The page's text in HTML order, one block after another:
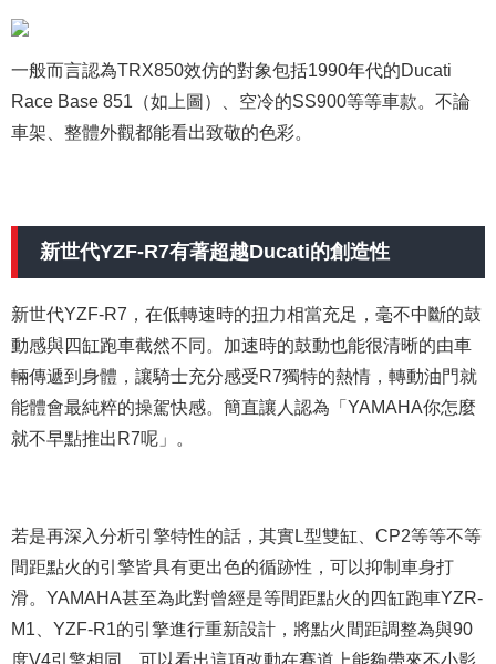
一般而言認為TRX850效仿的對象包括1990年代的Ducati
Race Base 851（如上圖）、空冷的SS900等等車款。不論
車架、整體外觀都能看出致敬的色彩。
新世代YZF-R7有著超越Ducati的創造性
新世代YZF-R7，在低轉速時的扭力相當充足，毫不中斷的鼓
動感與四缸跑車截然不同。加速時的鼓動也能很清晰的由車
輛傳遞到身體，讓騎士充分感受R7獨特的熱情，轉動油門就
能體會最純粹的操駕快感。簡直讓人認為「YAMAHA你怎麼
就不早點推出R7呢」。
若是再深入分析引擎特性的話，其實L型雙缸、CP2等等不等
間距點火的引擎皆具有更出色的循跡性，可以抑制車身打
滑。YAMAHA甚至為此對曾經是等間距點火的四缸跑車YZR-
M1、YZF-R1的引擎進行重新設計，將點火間距調整為與90
度V4引擎相同，可以看出這項改動在賽道上能夠帶來不小影